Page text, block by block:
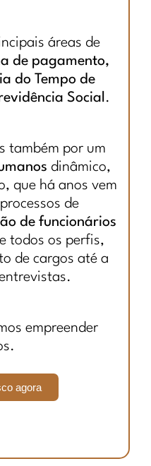
áreas de
de pagamento,
do Tempo de
Social .
também por um
dinâmico,
que há anos vem
de
de funcionários
todos os perfis,
de cargos até a
empreender
agora